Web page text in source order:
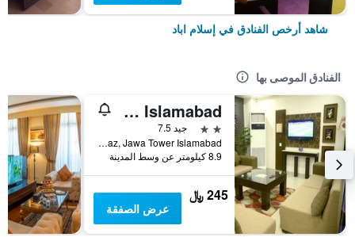
شاهد أرخص الفنادق في إسلام اباد
الفنادق الموصى بها
Hotel One I-9 Islamabad
2 نجمتين
جيد 7.5
I9 Markaz, Jawa Tower Islamabad, إسلام اباد, باكستان
8.9 كيلومتر عن وسط المدينة
245 ﷼
عرض الصفقة